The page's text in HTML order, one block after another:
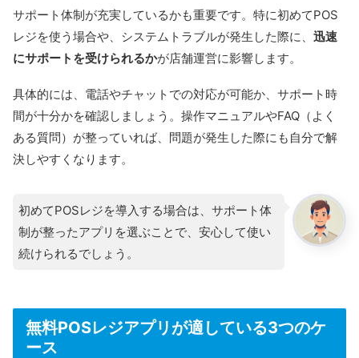
サポート体制が充実しているかも重要です。特に初めてPOS
レジを使う場合や、システムトラブルが発生した際に、 迅速
にサポートを受けられるかが店舗運営に影響します。
具体的には、電話やチャットでの対応が可能か、サポート時
間が十分かを確認しましょう。操作マニュアルやFAQ（よく
ある質問）が整っていれば、問題が発生した際にも自分で解
決しやすくなります。
初めてPOSレジを導入する場合は、サポート体
制が整ったアプリを選ぶことで、安心して使い
続けられるでしょう。
無料POSレジアプリが適している3つのケ
ース